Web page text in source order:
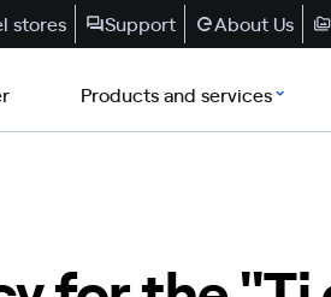
stores Support About Us
Products and services